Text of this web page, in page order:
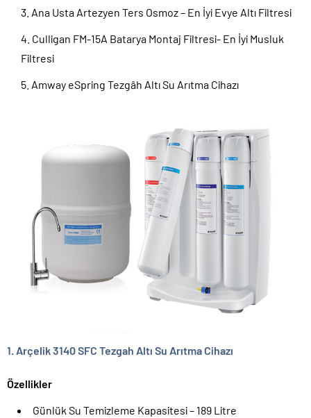
Ana Usta Artezyen Ters Osmoz – En İyi Evye Altı Filtresi
Culligan FM-15A Batarya Montaj Filtresi- En İyi Musluk
Filtresi
Amway eSpring Tezgâh Altı Su Arıtma Cihazı
1. Arçelik 3140 SFC Tezgah Altı Su Arıtma Cihazı
Özellikler
Günlük Su Temizleme Kapasitesi – 189 Litre